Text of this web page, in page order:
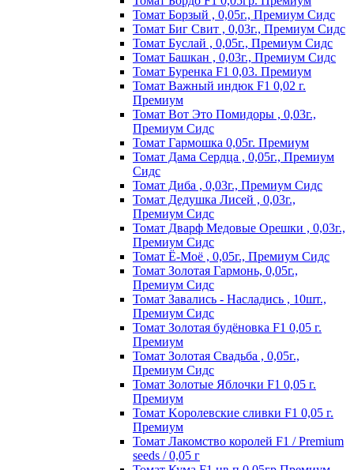
Томат Борзый , 0,05г., Премиум Сидс
Томат Биг Свит , 0,03г., Премиум Сидс
Томат Буслай , 0,05г., Премиум Сидс
Томат Башкан , 0,03г., Премиум Сидс
Томат Буренка F1 0,03. Премиум
Томат Baжный индюк F1 0,02 г.
Пpeмиyм
Томат Вот Это Помидоры , 0,03г.,
Премиум Сидс
Томат Гармошка 0,05г. Премиум
Томат Дама Сердца , 0,05г., Премиум
Сидс
Томат Диба , 0,03г., Премиум Сидс
Томат Дедушка Лисей , 0,03г.,
Премиум Сидс
Томат Дварф Медовые Орешки , 0,03г.,
Премиум Сидс
Томат Ё-Моё , 0,05г., Премиум Сидс
Томат Золотая Гармонь, 0,05г.,
Премиум Сидс
Томат Завались - Насладись , 10шт.,
Премиум Сидс
Томат Зoлoтaя бyдёнoвкa F1 0,05 г.
Пpeмиyм
Томат Золотая Свадьба , 0,05г.,
Премиум Сидс
Томат Зoлoтыe Яблoчки F1 0,05 г.
Пpeмиyм
Томат Kopoлeвcкиe cливки F1 0,05 г.
Пpeмиyм
Томат Лакомство королей F1 / Premium
seeds / 0,05 г